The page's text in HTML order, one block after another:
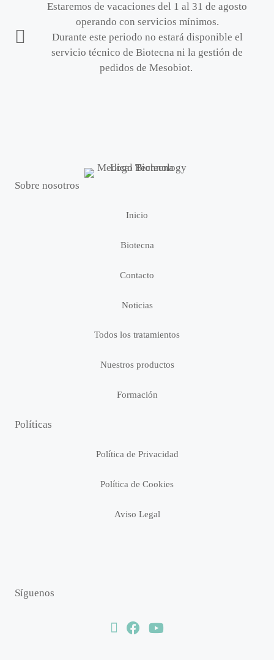
Estaremos de vacaciones del 1 al 31 de agosto
operando con servicios mínimos.
Durante este periodo no estará disponible el
servicio técnico de Biotecna ni la gestión de
pedidos de Mesobiot.
Sobre nosotros
Inicio
Biotecna
Contacto
Noticias
Todos los tratamientos
Nuestros productos
Formación
Políticas
Política de Privacidad
Política de Cookies
Aviso Legal
Síguenos